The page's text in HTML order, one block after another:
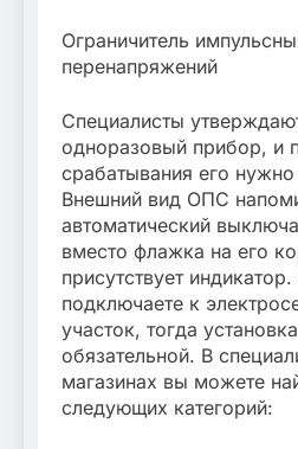
Ограничитель
перенапряжений
Специалисты
одноразовый прибор, и
срабатывания его нужно
Внешний вид ОПС
автоматический
вместо флажка на его
присутствует
подключаете к
участок, тогда
обязательной. В
магазинах вы можете
следующих категорий: